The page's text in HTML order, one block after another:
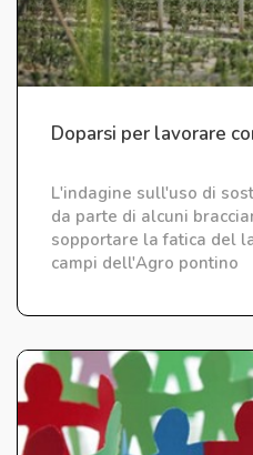
Doparsi per lavorare
L'indagine sull'uso di
da parte di alcuni
sopportare la fatica del
campi dell'Agro pontino